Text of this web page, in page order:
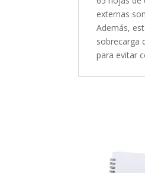
externas
Además,
sobrecarga
para evitar